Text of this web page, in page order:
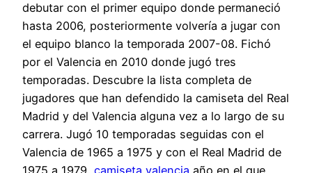
debutar con el primer equipo donde permaneció
hasta 2006, posteriormente volvería a jugar con
el equipo blanco la temporada 2007-08. Fichó
por el Valencia en 2010 donde jugó tres
temporadas. Descubre la lista completa de
jugadores que han defendido la camiseta del Real
Madrid y del Valencia alguna vez a lo largo de su
carrera. Jugó 10 temporadas seguidas con el
Valencia de 1965 a 1975 y con el Real Madrid de